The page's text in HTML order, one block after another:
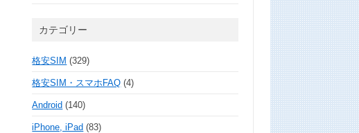
カテゴリー
格安SIM (329)
格安SIM・スマホFAQ (4)
Android (140)
iPhone, iPad (83)